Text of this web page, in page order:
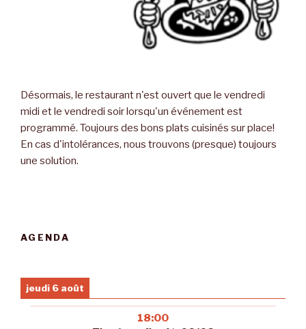
Désormais, le restaurant n'est ouvert que le vendredi
midi et le vendredi soir lorsqu'un événement est
programmé. Toujours des bons plats cuisinés sur place!
En cas d'intolérances, nous trouvons (presque) toujours
une solution.
AGENDA
jeudi 6 août
18:00